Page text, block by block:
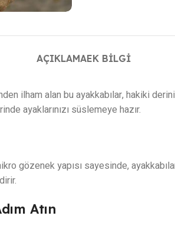
AÇIKLAMAEK BILGI
ilham alan bu ayakkabılar, hakiki
ayaklarınızı süslemeye hazır.
gözenek yapısı sayesinde,
Atın